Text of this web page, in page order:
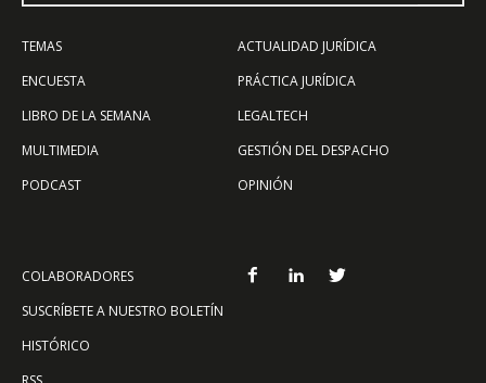
TEMAS
ENCUESTA
LIBRO DE LA SEMANA
MULTIMEDIA
PODCAST
ACTUALIDAD JURÍDICA
PRÁCTICA JURÍDICA
LEGALTECH
GESTIÓN DEL DESPACHO
OPINIÓN
COLABORADORES
SUSCRÍBETE A NUESTRO BOLETÍN
HISTÓRICO